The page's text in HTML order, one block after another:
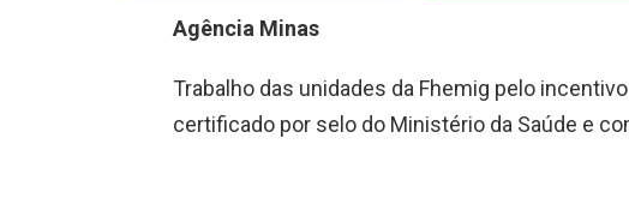
Agência Minas
Trabalho das unidades da Fhemig pelo
certificado por selo do Ministério da Saúde e